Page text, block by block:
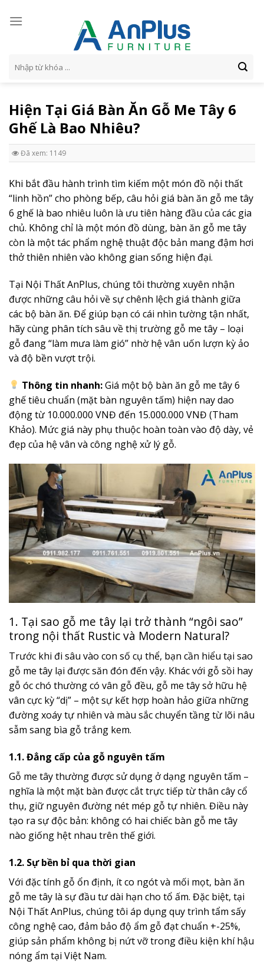
kiếm:
Hiện Tại Giá Bàn Ăn Gỗ Me Tây 6
Ghế Là Bao Nhiêu?
Đã xem: 1149
Khi bắt đầu hành trình tìm kiếm một món đồ nội thất
“linh hồn” cho phòng bếp, câu hỏi giá bàn ăn gỗ me tây
6 ghế là bao nhiêu luôn là ưu tiên hàng đầu của các gia
chủ. Không chỉ là một món đồ dùng, bàn ăn gỗ me tây
còn là một tác phẩm nghệ thuật độc bản mang đậm hơi
thở thiên nhiên vào không gian sống hiện đại.
Tại Nội Thất AnPlus, chúng tôi thường xuyên nhận
được những câu hỏi về sự chênh lệch giá thành giữa
các bộ bàn ăn. Để giúp bạn có cái nhìn tường tận nhất,
hãy cùng phân tích sâu về thị trường gỗ me tây – loại
gỗ đang “làm mưa làm gió” nhờ hệ vân uốn lượn kỳ ảo
và độ bền vượt trội.
Thông tin nhanh:Giá một bộ bàn ăn gỗ me tây 6
ghế tiêu chuẩn (mặt bàn nguyên tấm) hiện nay dao
động từ 10.000.000 VNĐ đến 15.000.000 VNĐ (Tham
Khảo). Mức giá này phụ thuộc hoàn toàn vào độ dày, vẻ
đẹp của hệ vân và công nghệ xử lý gỗ.
1. Tại sao gỗ me tây lại trở thành “ngôi sao”
trong nội thất Rustic và Modern Natural?
Trước khi đi sâu vào con số cụ thể, bạn cần hiểu tại sao
gỗ me tây lại được săn đón đến vậy. Khác với gỗ sồi hay
gỗ óc chó thường có vân gỗ đều, gỗ me tây sở hữu hệ
vân cực kỳ “dị” – một sự kết hợp hoàn hảo giữa những
đường xoáy tự nhiên và màu sắc chuyển tầng từ lõi nâu
sẫm sang bìa gỗ trắng kem.
1.1. Đẳng cấp của gỗ nguyên tấm
Gỗ me tây thường được sử dụng ở dạng nguyên tấm –
nghĩa là một mặt bàn được cắt trực tiếp từ thân cây cổ
thụ, giữ nguyên đường nét mép gỗ tự nhiên. Điều này
tạo ra sự độc bản: không có hai chiếc bàn gỗ me tây
nào giống hệt nhau trên thế giới.
1.2. Sự bền bỉ qua thời gian
Với đặc tính gỗ ổn định, ít co ngót và mối mọt, bàn ăn
gỗ me tây là sự đầu tư dài hạn cho tổ ấm. Đặc biệt, tại
Nội Thất AnPlus, chúng tôi áp dụng quy trình tẩm sấy
công nghệ cao, đảm bảo độ ẩm gỗ đạt chuẩn +-25%,
giúp sản phẩm không bị nứt vỡ trong điều kiện khí hậu
nóng ẩm tại Việt Nam.